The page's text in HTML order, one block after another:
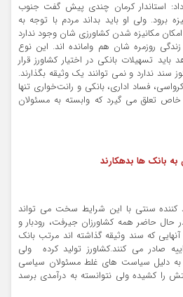
استاندار کرمان چندی پیش گفت جنوب
برود. ولی او باید بداند مردم با توجه به
مکانیزه شدن کشاورزی شان وجود ندارد
روزمره شان هم وامانده اند. این نوع
تسهیلات بانکی در اختیار کشاورز قرار
سند ندارد و نمی توانند یک وثیقه بگذارند.
فساد اداری، بانکی و رانت‌خواری تنها
خاص تعلق می گیرد که وابسته به مسئولان
به بانک ها بدهکارند
کننده سنتی با این شرایط سخت می تواند
حال حاضر همه کشاورزان جیرفت، رودبار و
که سند وثیقه گذاشته اند مرتب بانک
صادر می کنند.کشاورز تولید کرده ولی
به دلیل سیاست های غلط مسئولان سیاسی
را کشیده ولی نتوانسته به درآمدی برسد